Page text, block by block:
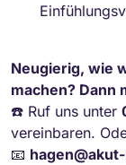
Neugierig, wie
machen? Dann
☎️ Ruf uns unter
vereinbaren.
📧